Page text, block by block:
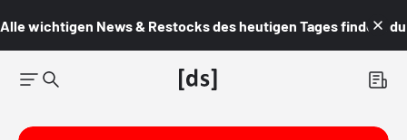
Alle wichtigen News & Restocks des heutigen Tages findest du